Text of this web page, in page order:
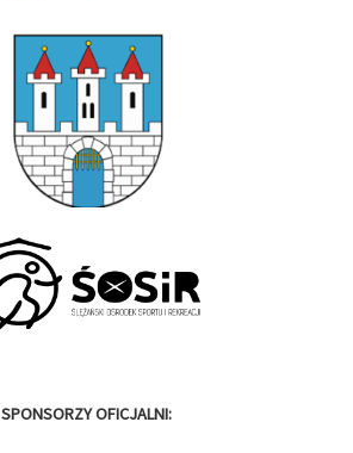
SPONSORZY OFICJALNI: